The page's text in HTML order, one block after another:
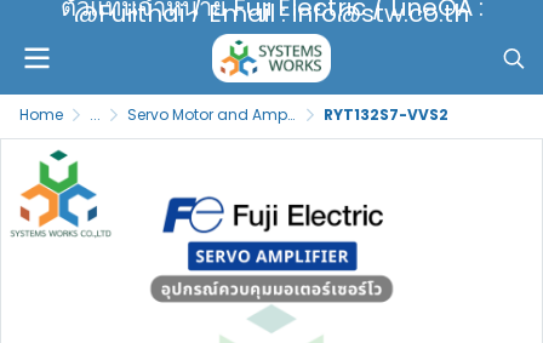
ตัวแทนจำหน่าย Fuji Electric / LineOA :
@Fujithai / Email : info@stw.co.th
Home ... Servo Motor and Amplifier RYT132S7-VVS2